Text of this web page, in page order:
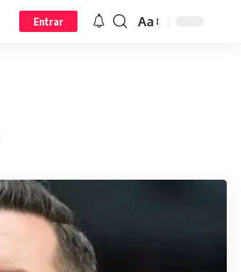
Entrar Aa